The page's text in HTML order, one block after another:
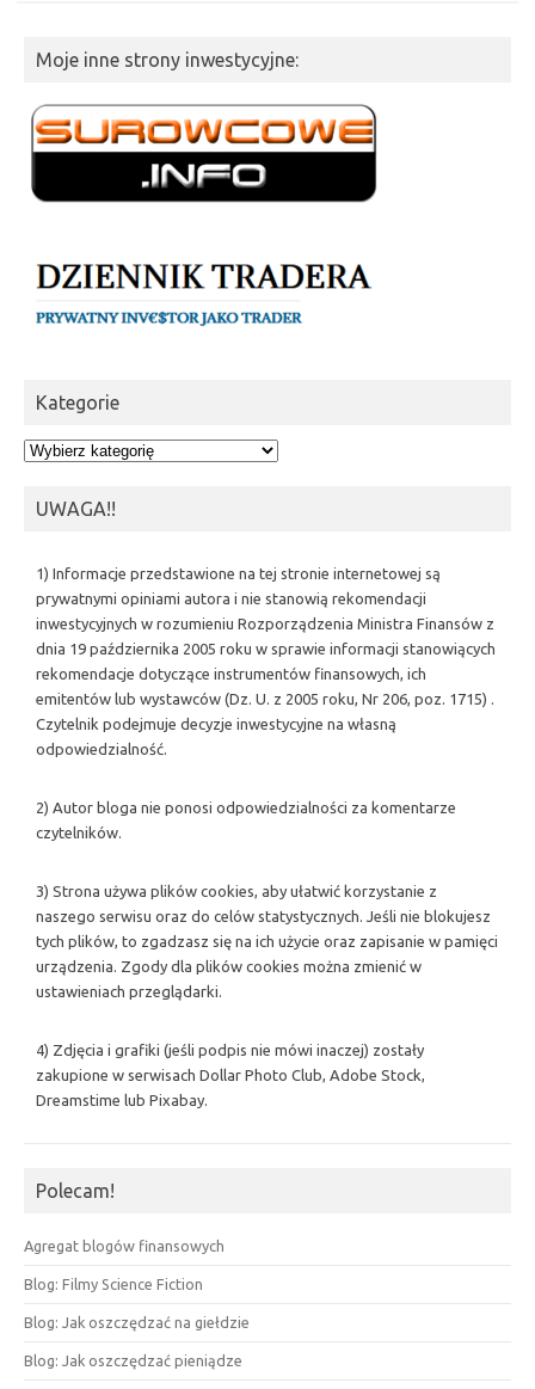
Moje inne strony inwestycyjne:
Kategorie
Kategorie
UWAGA!!
1) Informacje przedstawione na tej stronie internetowej są
prywatnymi opiniami autora i nie stanowią rekomendacji
inwestycyjnych w rozumieniu Rozporządzenia Ministra Finansów z
dnia 19 października 2005 roku w sprawie informacji stanowiących
rekomendacje dotyczące instrumentów finansowych, ich
emitentów lub wystawców (Dz. U. z 2005 roku, Nr 206, poz. 1715) .
Czytelnik podejmuje decyzje inwestycyjne na własną
odpowiedzialność.
2) Autor bloga nie ponosi odpowiedzialności za komentarze
czytelników.
3) Strona używa plików cookies, aby ułatwić korzystanie z
naszego serwisu oraz do celów statystycznych. Jeśli nie blokujesz
tych plików, to zgadzasz się na ich użycie oraz zapisanie w pamięci
urządzenia. Zgody dla plików cookies można zmienić w
ustawieniach przeglądarki.
4) Zdjęcia i grafiki (jeśli podpis nie mówi inaczej) zostały
zakupione w serwisach Dollar Photo Club, Adobe Stock,
Dreamstime lub Pixabay.
Polecam!
Agregat blogów finansowych
Blog: Filmy Science Fiction
Blog: Jak oszczędzać na giełdzie
Blog: Jak oszczędzać pieniądze